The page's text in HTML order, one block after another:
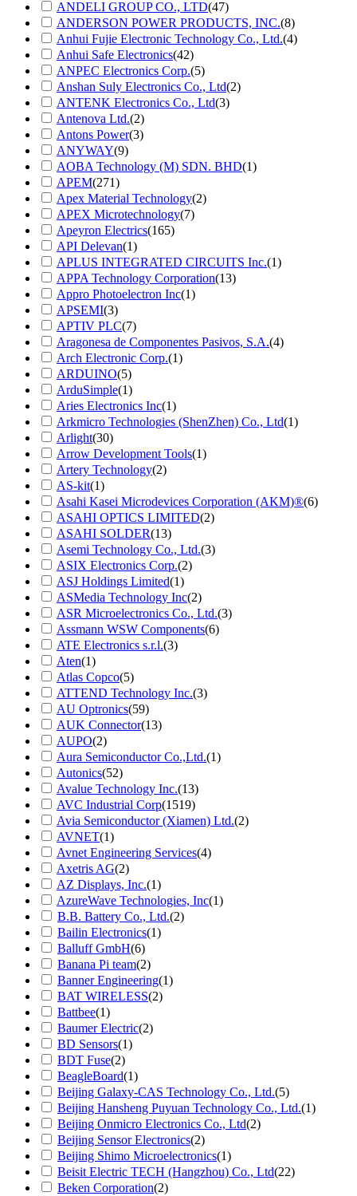
ANDELI GROUP CO., LTD(47)
ANDERSON POWER PRODUCTS, INC.(8)
Anhui Fujie Electronic Technology Co., Ltd.(4)
Anhui Safe Electronics(42)
ANPEC Electronics Corp.(5)
Anshan Suly Electronics Co., Ltd(2)
ANTENK Electronics Co., Ltd(3)
Antenova Ltd.(2)
Antons Power(3)
ANYWAY(9)
AOBA Technology (M) SDN. BHD(1)
APEM(271)
Apex Material Technology(2)
APEX Microtechnology(7)
Apeyron Electrics(165)
API Delevan(1)
APLUS INTEGRATED CIRCUITS Inc.(1)
APPA Technology Corporation(13)
Appro Photoelectron Inc(1)
APSEMI(3)
APTIV PLC(7)
Aragonesa de Componentes Pasivos, S.A.(4)
Arch Electronic Corp.(1)
ARDUINO(5)
ArduSimple(1)
Aries Electronics Inc(1)
Arkmicro Technologies (ShenZhen) Co., Ltd(1)
Arlight(30)
Arrow Development Tools(1)
Artery Technology(2)
AS-kit(1)
Asahi Kasei Microdevices Corporation (AKM)®(6)
ASAHI OPTICS LIMITED(2)
ASAHI SOLDER(13)
Asemi Technology Co., Ltd.(3)
ASIX Electronics Corp.(2)
ASJ Holdings Limited(1)
ASMedia Technology Inc(2)
ASR Microelectronics Co., Ltd.(3)
Assmann WSW Components(6)
ATE Electronics s.r.l.(3)
Aten(1)
Atlas Copco(5)
ATTEND Technology Inc.(3)
AU Optronics(59)
AUK Connector(13)
AUPO(2)
Aura Semiconductor Co.,Ltd.(1)
Autonics(52)
Avalue Technology Inc.(13)
AVC Industrial Corp(1519)
Avia Semiconductor (Xiamen) Ltd.(2)
AVNET(1)
Avnet Engineering Services(4)
Axetris AG(2)
AZ Displays, Inc.(1)
AzureWave Technologies, Inc(1)
B.B. Battery Co., Ltd.(2)
Bailin Electronics(1)
Balluff GmbH(6)
Banana Pi team(2)
Banner Engineering(1)
BAT WIRELESS(2)
Battbee(1)
Baumer Electric(2)
BD Sensors(1)
BDT Fuse(2)
BeagleBoard(1)
Beijing Galaxy-CAS Technology Co., Ltd.(5)
Beijing Hansheng Puyuan Technology Co., Ltd.(1)
Beijing Onmicro Electronics Co., Ltd(2)
Beijing Sensor Electronics(2)
Beijing Shimo Microelectronics(1)
Beisit Electric TECH (Hangzhou) Co., Ltd(22)
Beken Corporation(2)